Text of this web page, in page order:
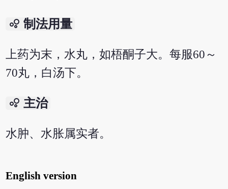
bubble_chart 制法用量
上药为末，水丸，如梧酮子大。每服60～
70丸，白汤下。
bubble_chart 主治
水肿、水胀属实者。
English version